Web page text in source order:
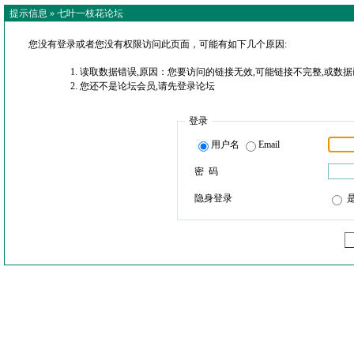
提示信息 » 七叶一枝花论坛
您没有登录或者您没有权限访问此页面，可能有如下几个原因:
读取数据错误,原因：您要访问的链接无效,可能链接不完整,或数
您还不是论坛会员,请先登录论坛
登录
用户名 Email
密 码
隐身登录